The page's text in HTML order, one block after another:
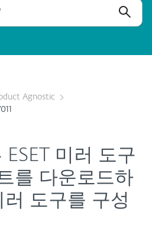
Agnostic
ESET 미러 도구
를 다운로드하
러 도구를 구성